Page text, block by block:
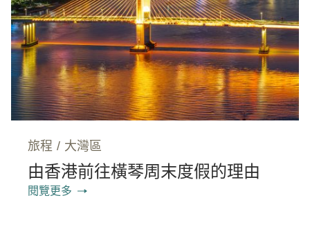
旅程 / 大灣區
由香港前往橫琴周末度假的理由
閱覽更多